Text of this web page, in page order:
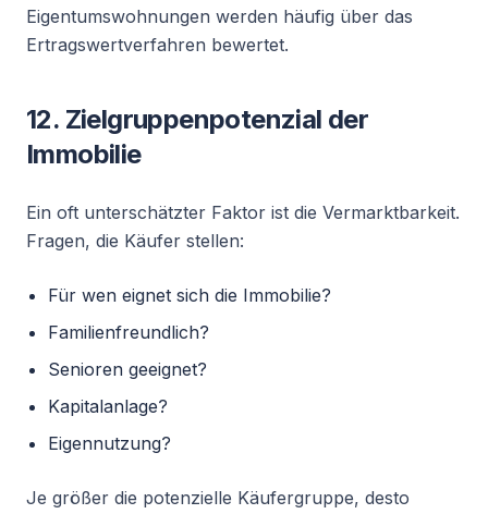
Eigentumswohnungen werden häufig über das
Ertragswertverfahren bewertet.
12. Zielgruppenpotenzial der
Immobilie
Ein oft unterschätzter Faktor ist die Vermarktbarkeit.
Fragen, die Käufer stellen:
Für wen eignet sich die Immobilie?
Familienfreundlich?
Senioren geeignet?
Kapitalanlage?
Eigennutzung?
Je größer die potenzielle Käufergruppe, desto